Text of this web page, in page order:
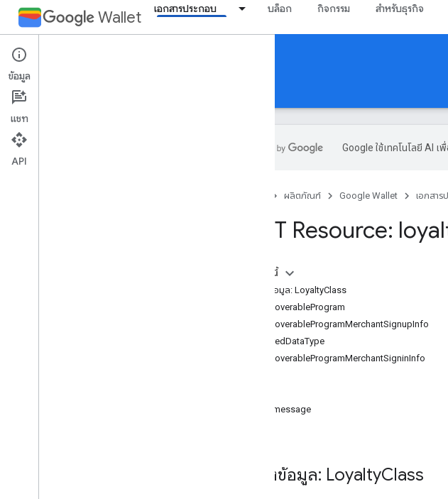
Wallet เอกสารประกอบ บล็อก กิจกรรม สำหรับธุรกิจ
Reference Documentation
REST
Google ใช้เทคโนโลยี AI
ผลิตภัณฑ์ Google Wallet เอกสาร
REST Resource:
ในหน้านี้
แหล่งข้อมูล: LoyaltyClass
DiscoverableProgram
DiscoverableProgramMerchantSignupInfo
SharedDataType
DiscoverableProgramMerchantSigninInfo
addmessage
แหล่งข้อมูล: LoyaltyClass
ข้อมูล
แชท
API